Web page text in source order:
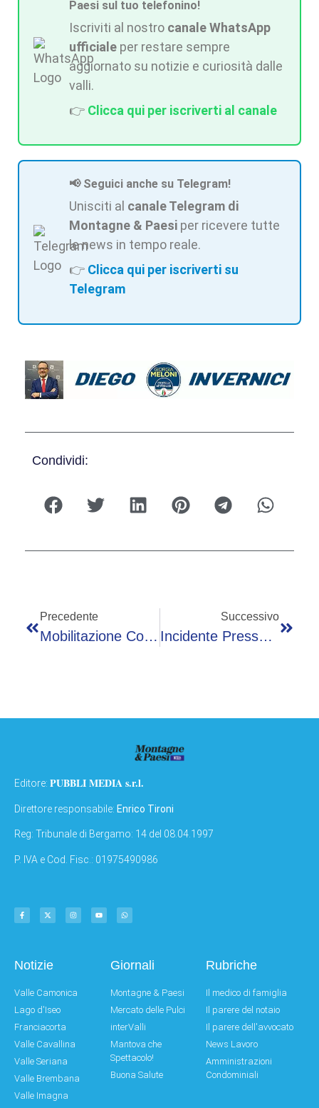
Paesi sul tuo telefonino!
Iscriviti al nostro canale WhatsApp
ufficiale per restare sempre
aggiornato su notizie e curiosità dalle
valli.
👉 Clicca qui per iscriverti al canale
📢 Seguici anche su Telegram!
Unisciti al canale Telegram di
Montagne & Paesi per ricevere tutte
le news in tempo reale.
👉 Clicca qui per iscriverti su
Telegram
Condividi:
Precedente
Mobilitazione Con Aquila Skiponja Per L’Albania
Successivo
Incidente Presso Rifugio Montebello
Editore: PUBBLI MEDIA s.r.l.
Direttore responsabile: Enrico Tironi
Reg: Tribunale di Bergamo: 14 del 08.04.1997
P. IVA e Cod. Fisc.: 01975490986
Notizie
Valle Camonica
Lago d'Iseo
Franciacorta
Valle Cavallina
Valle Seriana
Valle Brembana
Valle Imagna
Giornali
Montagne & Paesi
Mercato delle Pulci
interValli
Mantova che
Spettacolo!
Buona Salute
Rubriche
Il medico di famiglia
Il parere del notaio
Il parere dell'avvocato
News Lavoro
Amministrazioni
Condominiali